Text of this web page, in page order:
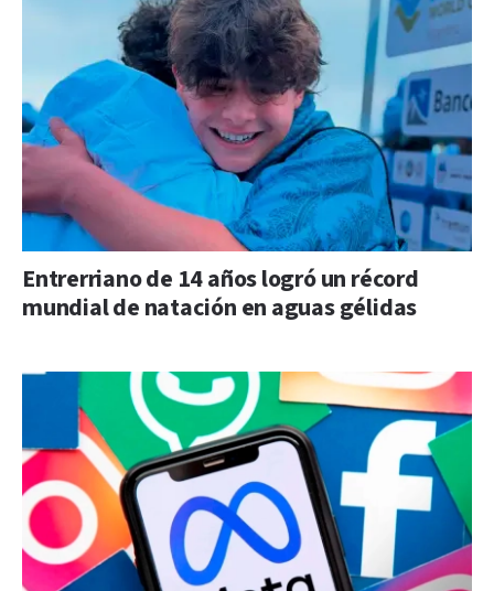
Entrerriano de 14 años logró un récord
mundial de natación en aguas gélidas